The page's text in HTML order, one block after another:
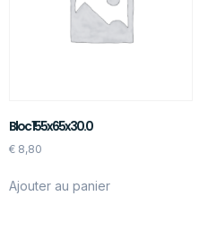
Bloc 155x65x30.0
€ 8,80
Ajouter au panier